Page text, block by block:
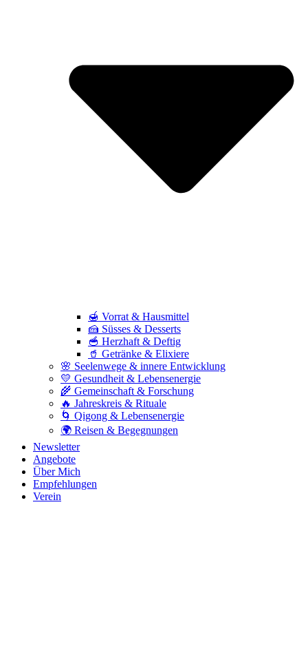
🍯 Vorrat & Hausmittel
🍰 Süsses & Desserts
🥣 Herzhaft & Deftig
🥤 Getränke & Elixiere
🌸 Seelenwege & innere Entwicklung
💛 Gesundheit & Lebensenergie
🌾 Gemeinschaft & Forschung
🔥 Jahreskreis & Rituale
🌀 Qigong & Lebensenergie
🌍 Reisen & Begegnungen
Newsletter
Angebote
Über Mich
Empfehlungen
Verein